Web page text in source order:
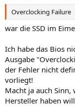
Overclocking Failure
war die SSD im
Ich habe das Bios
Ausgabe
der Fehler nicht
vorliegt!
Macht ja auch
Hersteller haben will